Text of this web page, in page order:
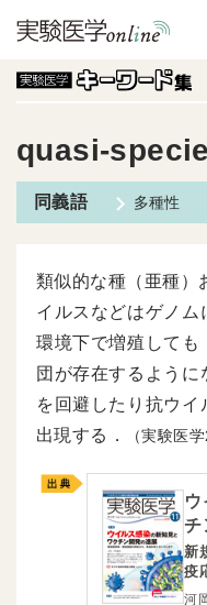
quasi-
多種性
類似的な種（亜種）
イルスなどはゲノム
環境下で増殖しても
団が存在するよう
を回避したり抗ウ
出現する．
（実験医
ウ
チ
新
疫
河